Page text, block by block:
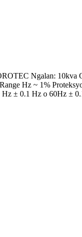
Ngalan:
Hz ~ 1%
± 0.1 Hz o 60Hz ±